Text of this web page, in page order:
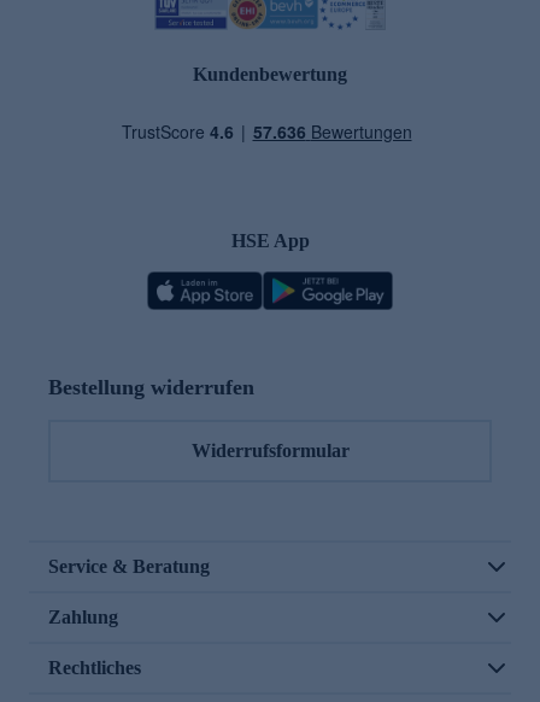
Kundenbewertung
HSE App
Bestellung widerrufen
Widerrufsformular
Service & Beratung
Zahlung
Rechtliches